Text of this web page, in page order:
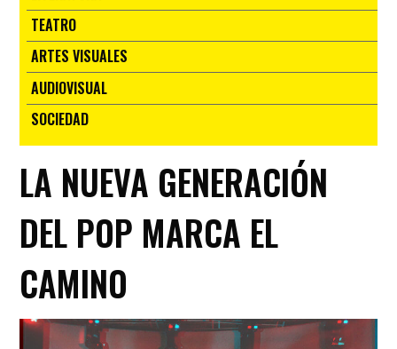
TEATRO
ARTES VISUALES
AUDIOVISUAL
SOCIEDAD
LA NUEVA GENERACIÓN
DEL POP MARCA EL
CAMINO